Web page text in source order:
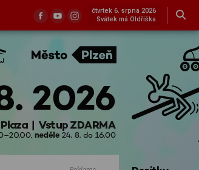
čtvrtek 6. srpna 2026
Svátek má Oldřiška